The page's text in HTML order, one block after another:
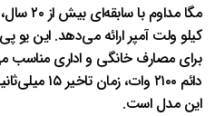
کیلو ولت آمپر ارائه می‌دهد. این یو
برای مصارف خانگی و اداری مناسب
دائم ۲۱۰۰
این مدل است.